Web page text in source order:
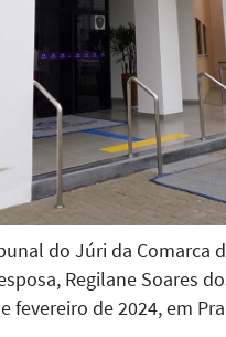
do Júri da Comarca
Regilane Soares
de 2024, em